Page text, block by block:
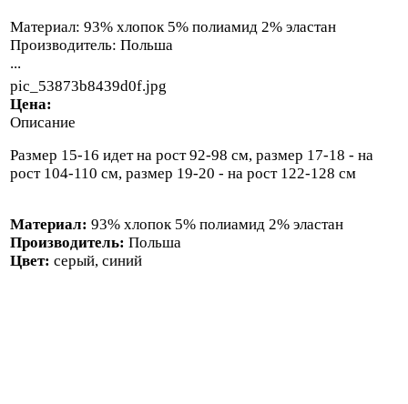
Материал: 93% хлопок 5% полиамид 2% эластан
Производитель: Польша
...
pic_53873b8439d0f.jpg
Цена:
Описание
Размер 15-16 идет на рост 92-98 см, размер 17-18 - на
рост 104-110 см, размер 19-20 - на рост 122-128 см
Материал: 93% хлопок 5% полиамид 2% эластан
Производитель: Польша
Цвет: серый, синий